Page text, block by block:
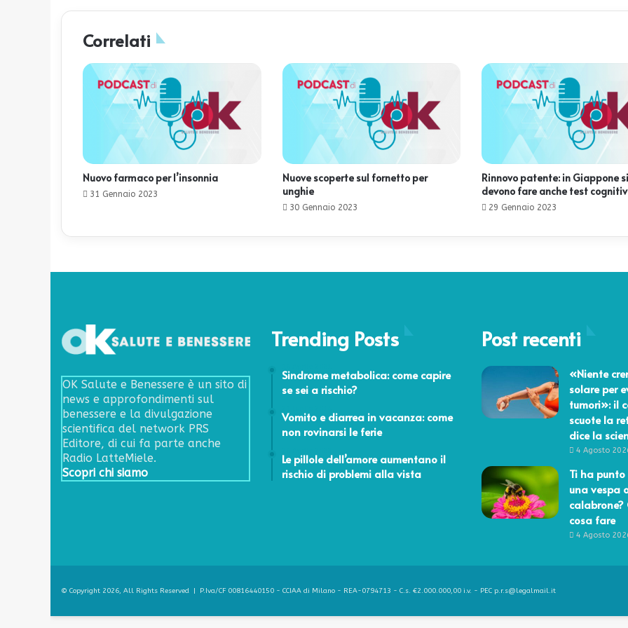
Correlati
Nuovo farmaco per l’insonnia
31 Gennaio 2023
Nuove scoperte sul fornetto per
unghie
30 Gennaio 2023
Rinnovo patente: in Giappone si
devono fare anche test
29 Gennaio 2023
OK Salute e Benessere è un sito di
news e approfondimenti sul
benessere e la divulgazione
scientifica del network PRS
Editore, di cui fa parte anche
Radio LatteMiele.
Scopri chi siamo
Trending Posts
Sindrome metabolica: come capire
se sei a rischio?
Vomito e diarrea in vacanza: come
non rovinarsi le ferie
Le pillole dell’amore aumentano il
rischio di problemi alla vista
Post recenti
«Niente
solare per
tumori»: il
scuote la
dice la
4 Agosto
Ti ha punto
una vespa
calabrone?
cosa fare
4 Agosto
© Copyright 2026, All Rights Reserved | P.Iva/CF 00816440150 - CCIAA di Milano - REA-0794713 - C.s. €2.000.000,00 i.v. - PEC p.r.s@legalmail.it